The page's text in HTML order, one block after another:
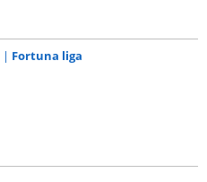
Fortuna liga